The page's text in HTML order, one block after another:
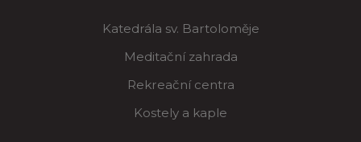
Katedrála sv. Bartoloměje
Meditační zahrada
Rekreační centra
Kostely a kaple